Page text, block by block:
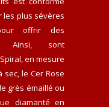
les plus sévères
offrir des
Ainsi, sont
en mesure
le Cer Rose
grès émaillé ou
diamanté en